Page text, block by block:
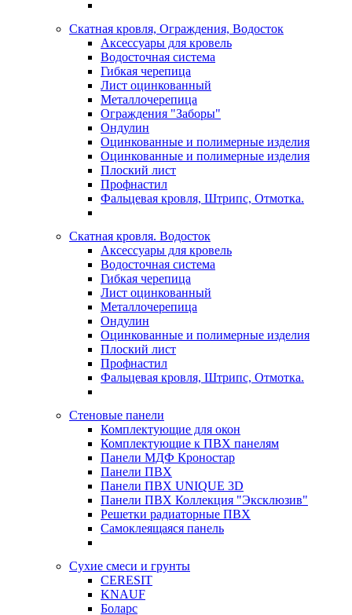
Скатная кровля, Ограждения, Водосток
Аксессуары для кровель
Водосточная система
Гибкая черепица
Лист оцинкованный
Металлочерепица
Ограждения "Заборы"
Ондулин
Оцинкованные и полимерные изделия
Оцинкованные и полимерные изделия
Плоский лист
Профнастил
Фальцевая кровля, Штрипс, Отмотка.
Скатная кровля. Водосток
Аксессуары для кровель
Водосточная система
Гибкая черепица
Лист оцинкованный
Металлочерепица
Ондулин
Оцинкованные и полимерные изделия
Плоский лист
Профнастил
Фальцевая кровля, Штрипс, Отмотка.
Стеновые панели
Комплектующие для окон
Комплектующие к ПВХ панелям
Панели МДФ Кроностар
Панели ПВХ
Панели ПВХ UNIQUE 3D
Панели ПВХ Коллекция "Эксклюзив"
Решетки радиаторные ПВХ
Самоклеящаяся панель
Сухие смеси и грунты
CERESIT
KNAUF
Боларс